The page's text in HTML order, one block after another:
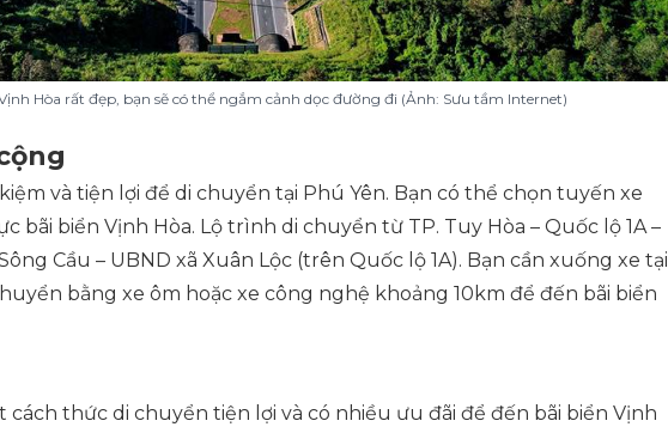
Hòa rất đẹp, bạn sẽ có thể ngắm cảnh dọc đường đi (Ảnh: Sưu tầm Internet)
và tiện lợi để di chuyển tại Phú Yên. Bạn có thể chọn tuyến xe
bãi biển Vịnh Hòa. Lộ trình di chuyển từ TP. Tuy Hòa – Quốc lộ 1A –
Cầu – UBND xã Xuân Lộc (trên Quốc lộ 1A). Bạn cần xuống xe tại
bằng xe ôm hoặc xe công nghệ khoảng 10km để đến bãi biển
thức di chuyển tiện lợi và có nhiều ưu đãi để đến bãi biển Vịnh